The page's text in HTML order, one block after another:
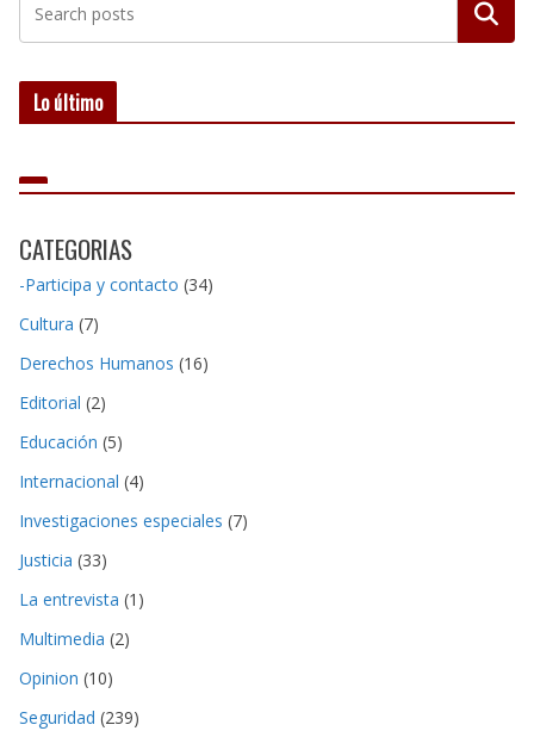
Buscar
Lo último
CATEGORIAS
-Participa y contacto (34)
Cultura (7)
Derechos Humanos (16)
Editorial (2)
Educación (5)
Internacional (4)
Investigaciones especiales (7)
Justicia (33)
La entrevista (1)
Multimedia (2)
Opinion (10)
Seguridad (239)